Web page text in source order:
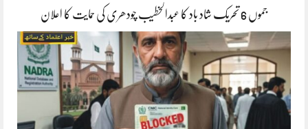
جموں 6 تحریک شاد باد کا عبدالخطیب چودھری کی حمایت کا اعلان